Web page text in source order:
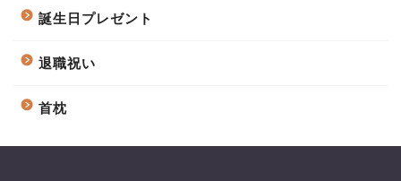
誕生日プレゼント
退職祝い
首枕